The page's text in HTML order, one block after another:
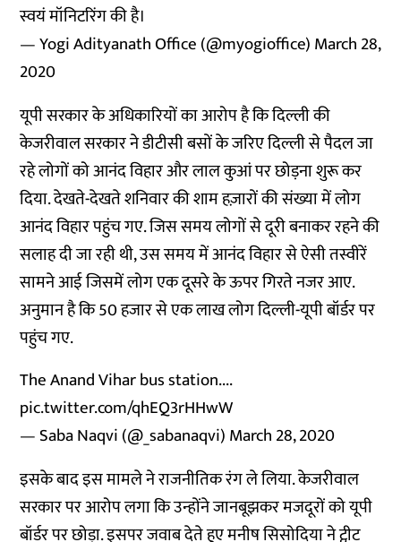
स्वयं मॉनिटरिंग की है।
— Yogi Adityanath Office (@myogioffice)March 28,
2020
यूपी सरकार के अधिकारियों का आरोप है कि दिल्ली की
केजरीवाल सरकार ने डीटीसी बसों के जरिए दिल्ली से पैदल जा
रहे लोगों को आनंद विहार और लाल कुआं पर छोड़ना शुरू कर
दिया. देखते-देखते शनिवार की शाम हज़ारों की संख्या में लोग
आनंद विहार पहुंच गए. जिस समय लोगों से दूरी बनाकर रहने की
सलाह दी जा रही थी, उस समय में आनंद विहार से ऐसी तस्वीरें
सामने आई जिसमें लोग एक दूसरे के ऊपर गिरते नजर आए.
अनुमान है कि 50 हजार से एक लाख लोग दिल्ली-यूपी बॉर्डर पर
पहुंच गए.
The Anand Vihar bus station....
pic.twitter.com/qhEQ3rHHwW
— Saba Naqvi (@_sabanaqvi)March 28, 2020
इसके बाद इस मामले ने राजनीतिक रंग ले लिया. केजरीवाल
सरकार पर आरोप लगा कि उन्होंने जानबूझकर मजदूरों को यूपी
बॉर्डर पर छोड़ा. इसपर जवाब देते हुए मनीष सिसोदिया ने ट्वीट